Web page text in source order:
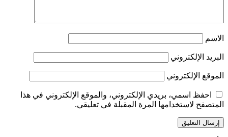
الاسم
البريد الإلكتروني
الموقع الإلكتروني
احفظ اسمي، بريدي الإلكتروني، والموقع الإلكتروني في هذا
المتصفح لاستخدامها المرة المقبلة في تعليقي.